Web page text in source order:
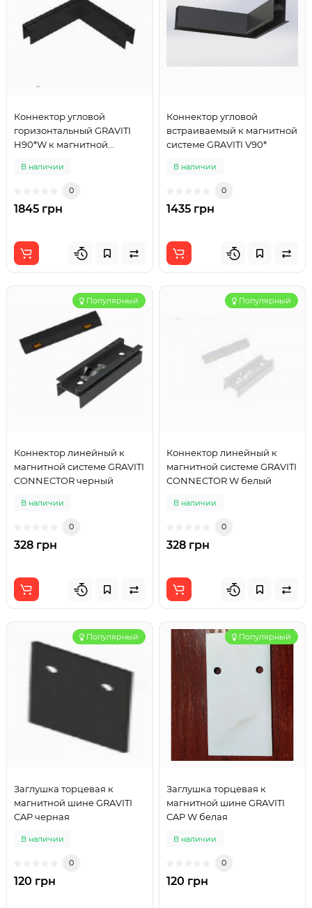
Коннектор угловой
горизонтальный GRAVITI
H90*W к магнитной
В наличии
0
1845 грн
Коннектор угловой
встраиваемый к магнитной
системе GRAVITI V90*
В наличии
0
1435 грн
Популярный
Коннектор линейный к
магнитной системе GRAVITI
CONNECTOR черный
В наличии
0
328 грн
Популярный
Коннектор линейный к
магнитной системе GRAVITI
CONNECTOR W белый
В наличии
0
328 грн
Популярный
Заглушка торцевая к
магнитной шине GRAVITI
CAP черная
В наличии
0
120 грн
Популярный
Заглушка торцевая к
магнитной шине GRAVITI
CAP W белая
В наличии
0
120 грн